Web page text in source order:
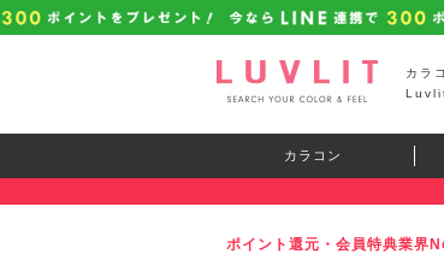
カラ
Luvlit
カラコン
ポイント還元・会員特典業界